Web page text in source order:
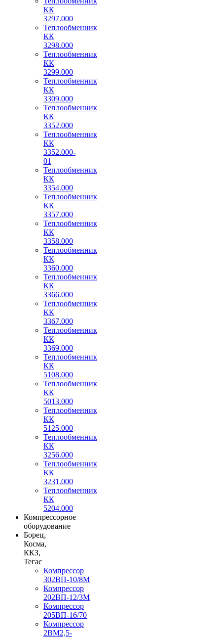
КК
3297.000
Теплообменник
КК
3298.000
Теплообменник
КК
3299.000
Теплообменник
КК
3309.000
Теплообменник
КК
3352.000
Теплообменник
КК
3352.000-
01
Теплообменник
КК
3354.000
Теплообменник
КК
3357.000
Теплообменник
КК
3358.000
Теплообменник
КК
3360.000
Теплообменник
КК
3366.000
Теплообменник
КК
3367.000
Теплообменник
КК
3369.000
Теплообменник
КК
5108.000
Теплообменник
КК
5013.000
Теплообменник
КК
5125.000
Теплообменник
КК
3256.000
Теплообменник
КК
3231.000
Теплообменник
КК
5204.000
Компрессорное
оборудование
Борец,
Косма,
ККЗ,
Тегас
Компрессор
302ВП-10/8М
Компрессор
202ВП-12/3М
Компрессор
205ВП-16/70
Компрессор
2ВМ2,5-